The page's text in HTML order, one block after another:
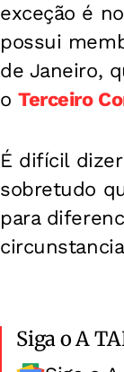
exceção é
possui
de Janeiro,
oTerceiro
É difícil
sobretudo
para
Siga o A